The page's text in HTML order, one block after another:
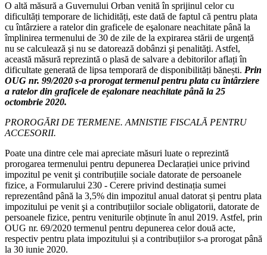
O altă măsură a Guvernului Orban venită în sprijinul celor cu
dificultăți temporare de lichidități, este dată de faptul că pentru plata
cu întârziere a ratelor din graficele de eşalonare neachitate până la
împlinirea termenului de 30 de zile de la expirarea stării de urgență
nu se calculează şi nu se datorează dobânzi şi penalităţi. Astfel,
această măsură reprezintă o plasă de salvare a debitorilor aflați în
dificultate generată de lipsa temporară de disponibilități bănești. Prin
OUG nr. 99/2020 s-a prorogat termenul pentru plata cu întârziere
a ratelor din graficele de eșalonare neachitate până la 25
octombrie 2020.
PROROGĂRI DE TERMENE. AMNISTIE FISCALĂ PENTRU
ACCESORII.
Poate una dintre cele mai apreciate măsuri luate o reprezintă
prorogarea termenului pentru depunerea Declarației unice privind
impozitul pe venit şi contribuțiile sociale datorate de persoanele
fizice, a Formularului 230 - Cerere privind destinația sumei
reprezentând până la 3,5% din impozitul anual datorat și pentru plata
impozitului pe venit şi a contribuțiilor sociale obligatorii, datorate de
persoanele fizice, pentru veniturile obținute în anul 2019. Astfel, prin
OUG nr. 69/2020 termenul pentru depunerea celor două acte,
respectiv pentru plata impozitului și a contribuțiilor s-a prorogat până
la 30 iunie 2020.